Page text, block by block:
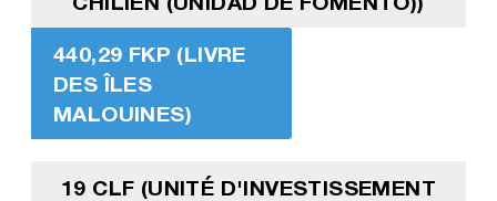
440,29 FKP (LIVRE
DES ÎLES
MALOUINES)
19 CLF (UNITÉ D'INVESTISSEMENT